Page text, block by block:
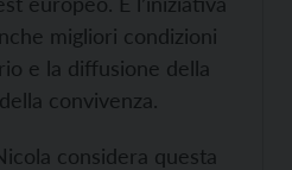
migliori condizioni
e la diffusione della
convivenza.
considera questa